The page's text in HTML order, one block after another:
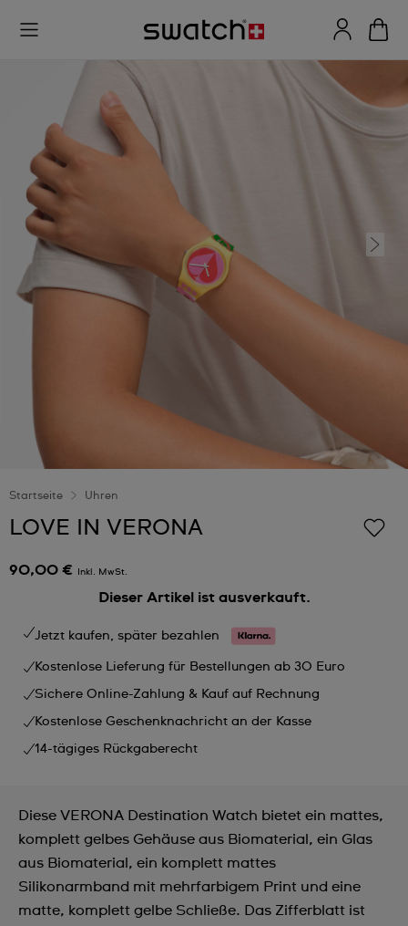
Startseite Uhren
LOVE IN VERONA
90,00 € Inkl. MwSt.
Dieser Artikel ist ausverkauft.
Jetzt kaufen, später bezahlen
Kostenlose Lieferung für Bestellungen ab 30 Euro
Sichere Online-Zahlung & Kauf auf Rechnung
Kostenlose Geschenknachricht an der Kasse
14-tägiges Rückgaberecht
Diese VERONA Destination Watch bietet ein mattes,
komplett gelbes Gehäuse aus Biomaterial, ein Glas
aus Biomaterial, ein komplett mattes
Silikonarmband mit mehrfarbigem Print und eine
matte, komplett gelbe Schließe. Das Zifferblatt ist